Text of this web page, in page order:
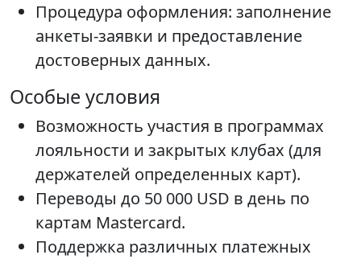
Процедура оформления: заполнение
анкеты-заявки и предоставление
достоверных данных.
Особые условия
Возможность участия в программах
лояльности и закрытых клубах (для
держателей определенных карт).
Переводы до 50 000 USD в день по
картам Mastercard.
Поддержка различных платежных